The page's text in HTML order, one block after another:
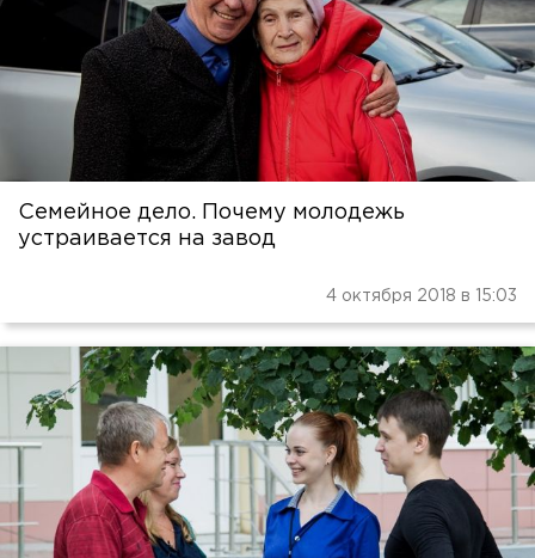
Семейное дело. Почему молодежь
устраивается на завод
4 октября 2018 в 15:03